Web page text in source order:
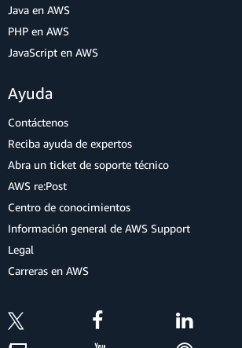
Java en AWS
PHP en AWS
JavaScript en AWS
Ayuda
Contáctenos
Reciba ayuda de expertos
Abra un ticket de soporte técnico
AWS re:Post
Centro de conocimientos
Información general de AWS Support
Legal
Carreras en AWS